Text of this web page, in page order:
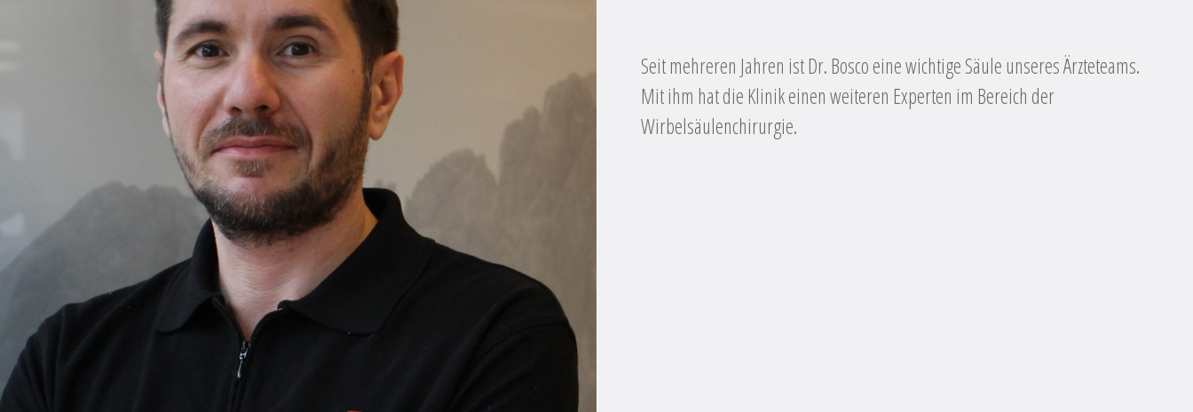
Seit mehreren Jahren ist Dr. Bosco eine wichtige Säule unseres Ärzteteams.
Mit ihm hat die Klinik einen weiteren Experten im Bereich der
Wirbelsäulenchirurgie.